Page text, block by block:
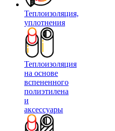
Теплоизоляция,
уплотнения
Теплоизоляция
на основе
вспененного
полиэтилена
и
аксессуары